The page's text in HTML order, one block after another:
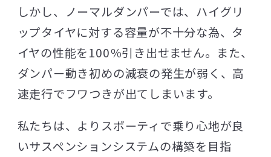
しかし、ノーマルダンパーでは、ハイグリ
ップタイヤに対する容量が不十分な為、タ
イヤの性能を100％引き出せません。また、
ダンパー動き初めの減衰の発生が弱く、高
速走行でフワつきが出てしまいます。
私たちは、よりスポーティで乗り心地が良
いサスペンションシステムの構築を目指